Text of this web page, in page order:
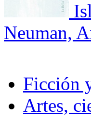
Neuman,
Ficción
Artes,